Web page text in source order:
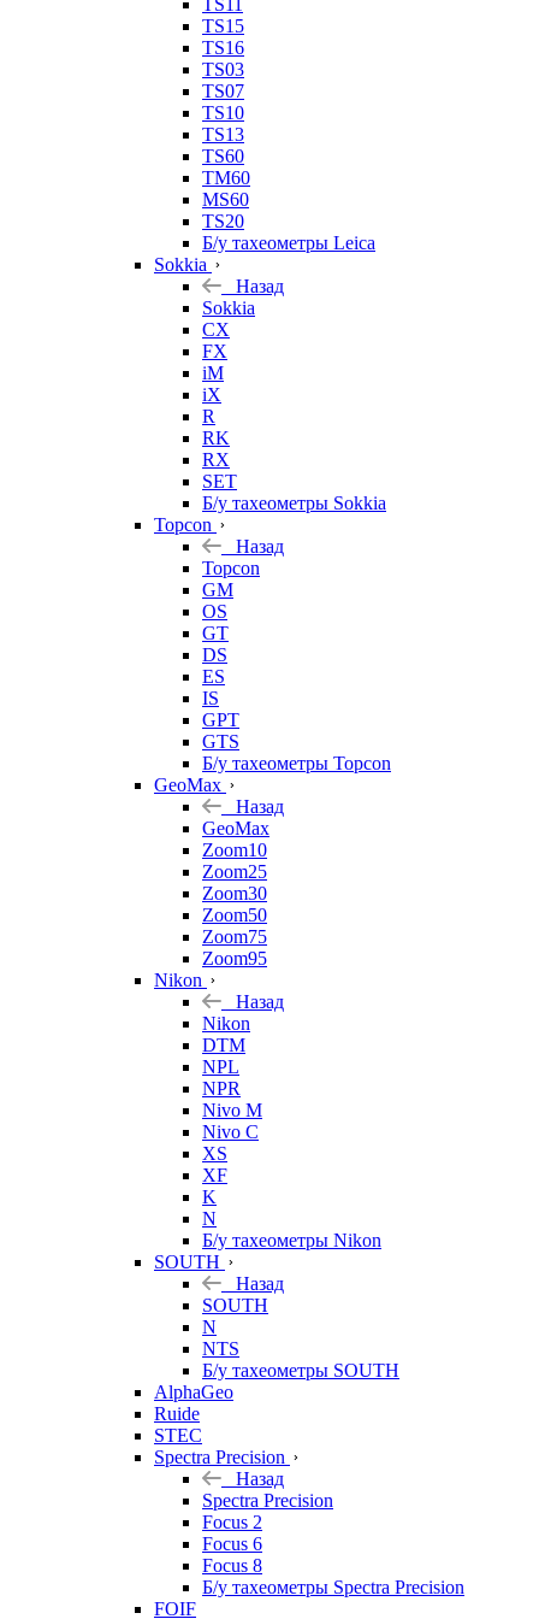
TS11
TS15
TS16
TS03
TS07
TS10
TS13
TS60
TM60
MS60
TS20
Б/у тахеометры Leica
Sokkia
Назад
Sokkia
CX
FX
iM
iX
R
RK
RX
SET
Б/у тахеометры Sokkia
Topcon
Назад
Topcon
GM
OS
GT
DS
ES
IS
GPT
GTS
Б/у тахеометры Topcon
GeoMax
Назад
GeoMax
Zoom10
Zoom25
Zoom30
Zoom50
Zoom75
Zoom95
Nikon
Назад
Nikon
DTM
NPL
NPR
Nivo M
Nivo C
XS
XF
K
N
Б/у тахеометры Nikon
SOUTH
Назад
SOUTH
N
NTS
Б/у тахеометры SOUTH
AlphaGeo
Ruide
STEC
Spectra Precision
Назад
Spectra Precision
Focus 2
Focus 6
Focus 8
Б/у тахеометры Spectra Precision
FOIF